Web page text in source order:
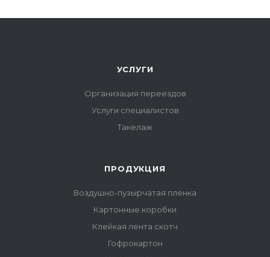
УСЛУГИ
Организация переездов
Услуги специалистов
Такелаж
ПРОДУКЦИЯ
Воздушно-пузырчатая пленка
Картонные коробки
Клейкая лента скотч
Гофрокартон